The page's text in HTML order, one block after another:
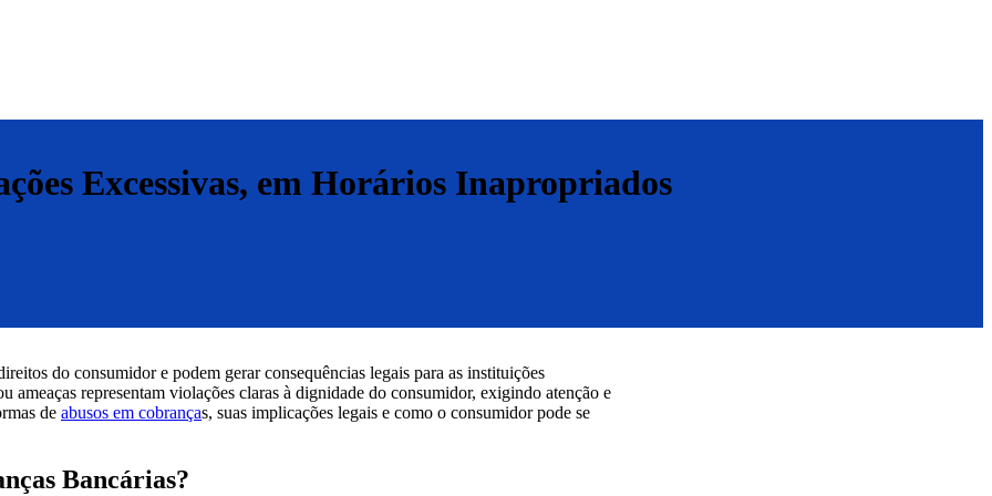
Excessivas, em Horários Inapropriados
do consumidor e podem gerar consequências legais para as instituições
ameaças representam violações claras à dignidade do consumidor, exigindo atenção e
de abusos em cobranças, suas implicações legais e como o consumidor pode se
Bancárias?